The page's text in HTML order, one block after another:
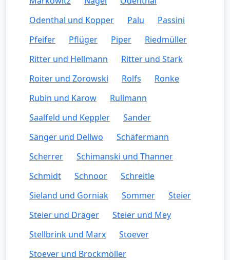
Odenthal und Kopper
Palu
Passini
Pfeifer
Pflüger Piper
Riedmüller
Ritter und Hellmann
Ritter und Stark
Roiter und Zorowski
Rolfs
Ronke
Rubin und Karow
Rullmann
Saalfeld und Keppler
Sander
Sänger und Dellwo
Schäfermann
Scherrer
Schimanski und Thanner
Schmidt
Schnoor
Schreitle
Sieland und Gorniak
Sommer
Steier
Steier und Dräger
Steier und Mey
Stellbrink und Marx
Stoever
Stoever und Brockmöller